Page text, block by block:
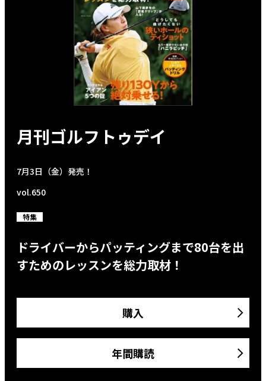
月刊ゴルフトゥデイ
7月3日（金）発売！
vol.650
特集
ドライバーからパッティングまで80台を出
すためのレッスンを総力取材！
購入
年間購読